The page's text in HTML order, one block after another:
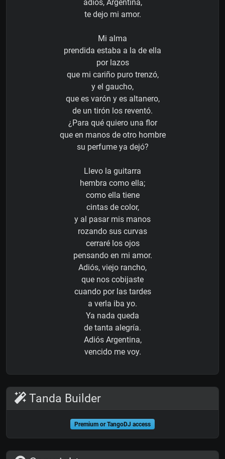
adiós, Argentina,
te dejo mi amor.
Mi alma
prendida estaba a la de ella
por lazos
que mi cariño puro trenzó,
y el gaucho,
que es varón y es altanero,
de un tirón los reventó.
¿Para qué quiero una flor
que en manos de otro hombre
su perfume ya dejó?
Llevo la guitarra
hembra como ella;
como ella tiene
cintas de color,
y al pasar mis manos
rozando sus curvas
cerraré los ojos
pensando en mi amor.
Adiós, viejo rancho,
que nos cobijaste
cuando por las tardes
a verla iba yo.
Ya nada queda
de tanta alegría.
Adiós Argentina,
vencido me voy.
Tanda Builder
Premium or TangoDJ access